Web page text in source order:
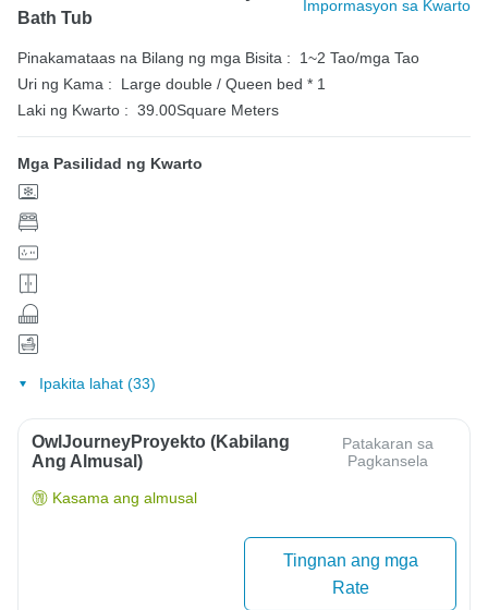
Bath Tub
Impormasyon sa Kwarto
Pinakamataas na Bilang ng mga Bisita :
1~2 Tao/mga Tao
Uri ng Kama :
Large double / Queen bed * 1
Laki ng Kwarto : 39.00Square Meters
Mga Pasilidad ng Kwarto
Ipakita lahat (33)
OwlJourneyProyekto (Kabilang
Ang Almusal)
Patakaran sa
Pagkansela
Kasama ang almusal
Tingnan ang mga
Rate